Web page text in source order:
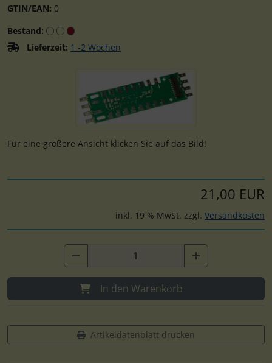
GTIN/EAN: 0
Bestand:
Lieferzeit: 1 -2 Wochen
Wenn mehr als ein Produktbild existiert, können Sie die
Für eine größere Ansicht klicken Sie auf das Bild!
21,00 EUR
inkl. 19 % MwSt. zzgl. Versandkosten
In den Warenkorb
Artikeldatenblatt drucken